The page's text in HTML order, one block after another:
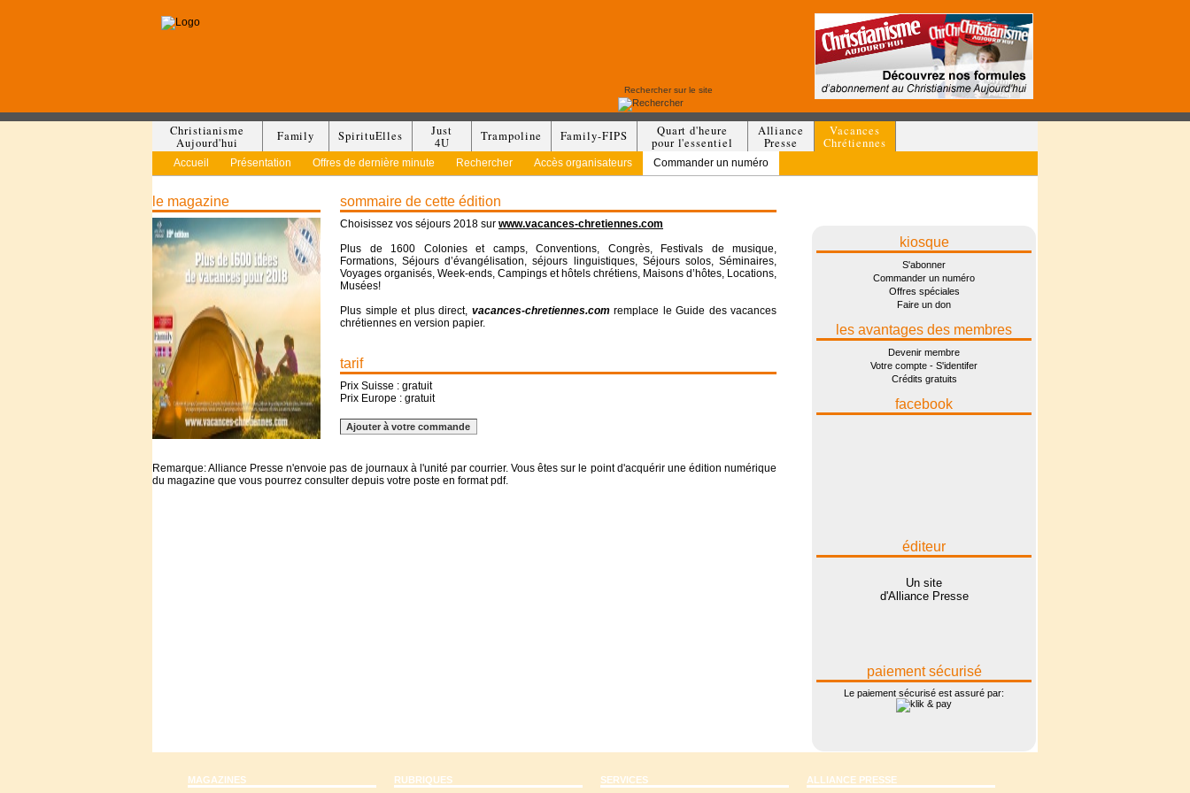
Christianisme
Aujourd'hui
Family SpirituElles
Just
4U
Trampoline Family-FIPS
Quart d'heure
pour l'essentiel
Alliance
Presse
Vacances
Chrétiennes
Accueil Présentation Offres de dernière minute Rechercher Accès organisateurs Commander un numéro
le magazine sommaire de cette édition
Choisissez vos séjours 2018 sur www.vacances-chretiennes.com
Plus de 1600 Colonies et camps, Conventions, Congrès, Festivals de musique,
Formations, Séjours d’évangélisation, séjours linguistiques, Séjours solos, Séminaires,
Voyages organisés, Week-ends, Campings et hôtels chrétiens, Maisons d’hôtes, Locations,
Musées!
Plus simple et plus direct, vacances-chretiennes.comremplace le Guide des vacances
chrétiennes en version papier.
tarif
Prix Suisse : gratuit
Prix Europe : gratuit
Remarque: Alliance Pressen'envoie pas de journaux à l'unité par courrier. Vous êtes sur le point d'acquérir une édition numérique
du magazine que vous pourrez consulter depuis votre poste en format pdf.
kiosque
S'abonner
Commander un numéro
Offres spéciales
Faire un don
les avantages des membres
Devenir membre
Votre compte - S'identifer
Crédits gratuits
facebook
éditeur
Un site
d'Alliance Presse
paiement sécurisé
Le paiement sécurisé est assuré par:
MAGAZINES RUBRIQUES SERVICES ALLIANCE PRESSE